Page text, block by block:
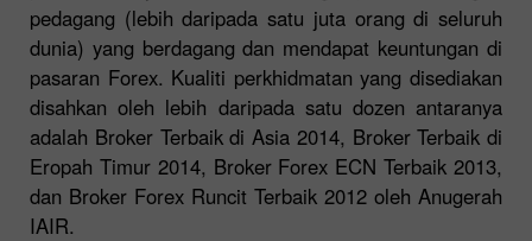
pedagang (lebih daripada satu juta orang di seluruh
dunia) yang berdagang dan mendapat keuntungan di
pasaran Forex. Kualiti perkhidmatan yang disediakan
disahkan oleh lebih daripada satu dozen antaranya
adalah Broker Terbaik di Asia 2014, Broker Terbaik di
Eropah Timur 2014, Broker Forex ECN Terbaik 2013,
dan Broker Forex Runcit Terbaik 2012 oleh Anugerah
IAIR.